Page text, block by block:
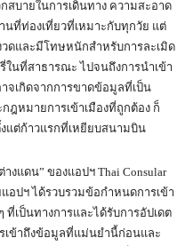
สบายในการเดินทาง ความสะอาด
ที่ท่องเที่ยวที่เหมาะกับทุกวัย แต่
ดและมีโทษหนักสำหรับการละเมิด
ในที่สาธารณะ ไปจนถึงการนำเข้า
จเกิดจากการขาดข้อมูลที่เป็น
ฎหมายการเข้าเมืองที่ถูกต้อง ก็
แต่ก้าวแรกที่เหยียบสนามบิน
งแดน” ของแอปฯ Thai Consular
อปฯ ได้รวบรวมข้อกำหนดการเข้า
เป็นทางการและได้รับการอัปเดต
เข้าถึงข้อมูลที่แม่นยำนี้ก่อนและ